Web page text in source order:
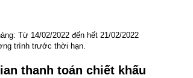
Từ 14/02/2022 đến hết 21/02/2022
trình trước thời hạn.
thanh toán chiết khấu